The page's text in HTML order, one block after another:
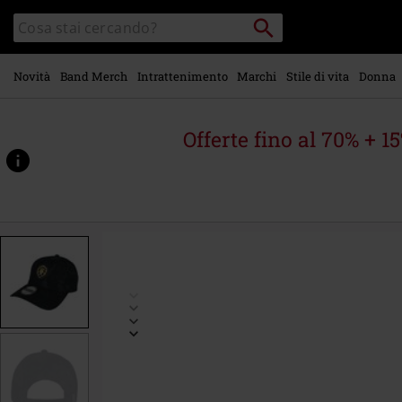
contenuto
principale
Cerca
nel
catalogo
Cerca
Punto
di
ritiro
Novità Band Merch Intrattenimento Marchi Stile di vita Donna
Offerte fino al 70% +
www.emp-
p/lion%C2%B4s-
554332St.html